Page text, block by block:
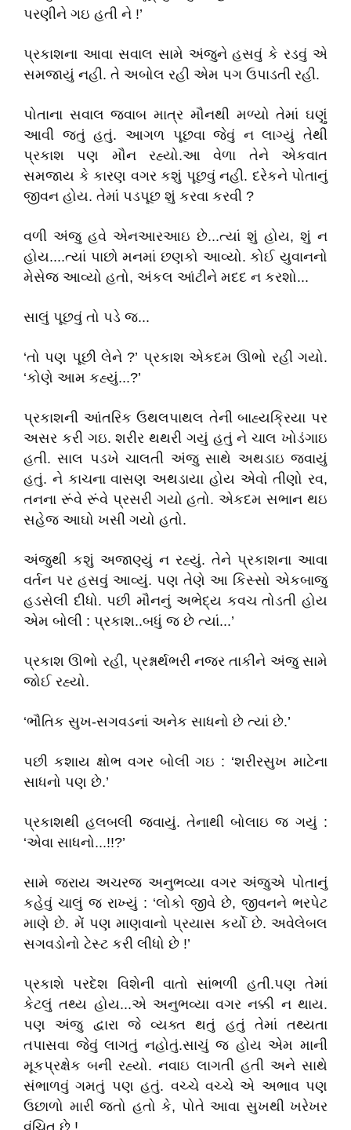
પરણીને ગઇ હતી ને !’
પ્રકાશના આવા સવાલ સામે અંજુને હસવું કે રડવું એ
સમજાયું નહી. તે અબોલ રહી એમ પગ ઉપાડતી રહી.
પોતાના સવાલ જવાબ માત્ર મૌનથી મળ્યો તેમાં ઘણું
આવી જતું હતું. આગળ પૂછવા જેવું ન લાગ્યું તેથી
પ્રકાશ પણ મૌન રહ્યો.આ વેળા તેને એકવાત
સમજાય કે કારણ વગર કશું પૂછવું નહી. દરેકને પોતાનું
જીવન હોય. તેમાં પડપૂછ શું કરવા કરવી ?
વળી અંજુ હવે એનઆરઆઇ છે...ત્યાં શું હોય, શું ન
હોય....ત્યાં પાછો મનમાં છણકો આવ્યો. કોઈ યુવાનનો
મેસેજ આવ્યો હતો, અંકલ આંટીને મદદ ન કરશો...
સાલું પૂછવું તો પડે જ...
‘તો પણ પૂછી લેને ?’ પ્રકાશ એકદમ ઊભો રહી ગયો.
‘કોણે આમ કહ્યું...?’
પ્રકાશની આંતરિક ઉથલપાથલ તેની બાહ્યક્રિયા પર
અસર કરી ગઇ. શરીર થથરી ગયું હતું ને ચાલ ખોડંગાઇ
હતી. સાલ પડખે ચાલતી અંજુ સાથે અથડાઇ જવાયું
હતું. ને કાચના વાસણ અથડાયા હોય એવો તીણો રવ,
તનના રૂંવે રૂંવે પ્રસરી ગયો હતો. એકદમ સભાન થઇ
સહેજ આઘો ખસી ગયો હતો.
અંજુથી કશું અજાણ્યું ન રહ્યું. તેને પ્રકાશના આવા
વર્તન પર હસવું આવ્યું. પણ તેણે આ કિસ્સો એકબાજુ
હડસેલી દીધો. પછી મૌનનું અભેદ્ય કવચ તોડતી હોય
એમ બોલી : પ્રકાશ..બધું જ છે ત્યાં...’
પ્રકાશ ઊભો રહી, પ્રશ્નાર્થભરી નજર તાકીને અંજુ સામે
જોઈ રહ્યો.
‘ભૌતિક સુખ-સગવડનાં અનેક સાધનો છે ત્યાં છે.’
પછી કશાય ક્ષોભ વગર બોલી ગઇ : ‘શરીરસુખ માટેના
સાધનો પણ છે.’
પ્રકાશથી હલબલી જવાયું. તેનાથી બોલાઇ જ ગયું :
‘એવા સાધનો...!!?’
સામે જરાય અચરજ અનુભવ્યા વગર અંજુએ પોતાનું
કહેવું ચાલું જ રાખ્યું : ‘લોકો જીવે છે, જીવનને ભરપેટ
માણે છે. મેં પણ માણવાનો પ્રયાસ કર્યો છે. અવેલેબલ
સગવડોનો ટેસ્ટ કરી લીધો છે !’
પ્રકાશે પરદેશ વિશેની વાતો સાંભળી હતી.પણ તેમાં
કેટલું તથ્ય હોય...એ અનુભવ્યા વગર નક્કી ન થાય.
પણ અંજુ દ્વારા જે વ્યક્ત થતું હતું તેમાં તથ્યતા
તપાસવા જેવું લાગતું નહોતું.સાચું જ હોય એમ માની
મૂકપ્રક્ષેક બની રહ્યો. નવાઇ લાગતી હતી અને સાથે
સંભાળવું ગમતું પણ હતું. વચ્ચે વચ્ચે એ અભાવ પણ
ઉછાળો મારી જતો હતો કે, પોતે આવા સુખથી ખરેખર
વંચિત છે !